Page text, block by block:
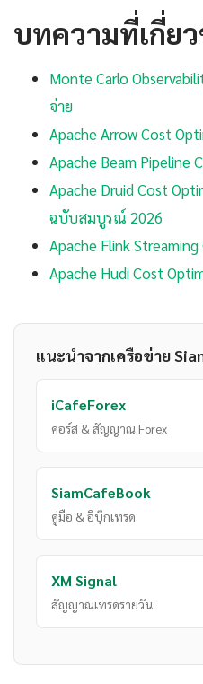
บทความที่เกี่ย
Monte Carlo
จ่าย
Apache Arrow Cost
Apache Beam Pipeline
Apache Druid Cost
ฉบับสมบูรณ์ 2026
Apache Flink
Apache Hudi Cost
แนะนำจากเครือข่าย
iCafeForex
คอร์ส & สัญญาณ Forex
SiamCafeBook
คู่มือ & อีบุ๊กเทรด
XM Signal
สัญญาณเทรดรายวัน